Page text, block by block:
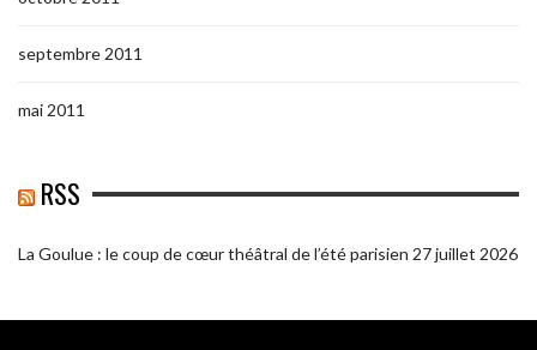
septembre 2011
mai 2011
RSS
La Goulue : le coup de cœur théâtral de l’été parisien 27 juillet 2026